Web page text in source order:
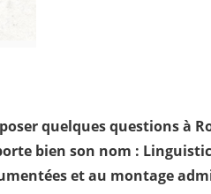
quelques questions à
bien son nom :
et au montage